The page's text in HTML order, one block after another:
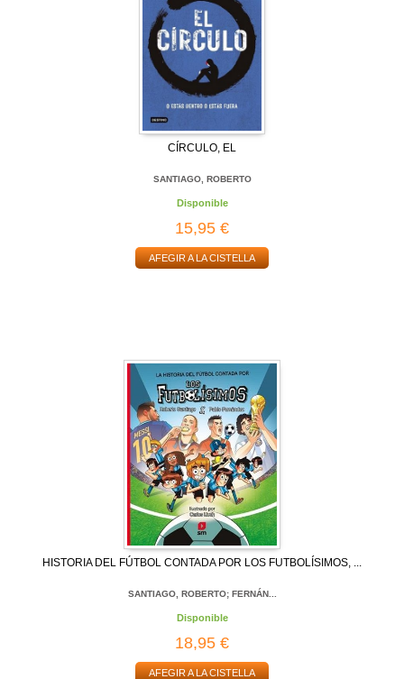
CÍRCULO, EL
SANTIAGO, ROBERTO
Disponible
15,95 €
AFEGIR A LA CISTELLA
HISTORIA DEL FÚTBOL CONTADA POR LOS FUTBOLÍSIMOS, ...
SANTIAGO, ROBERTO; FERNÁN...
Disponible
18,95 €
AFEGIR A LA CISTELLA